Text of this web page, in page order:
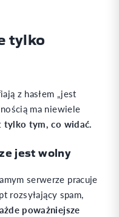
tylko
z hasłem „jest
ma niewiele
tylko tym, co widać.
jest wolny
serwerze pracuje
rozsyłający spam,
poważniejsze